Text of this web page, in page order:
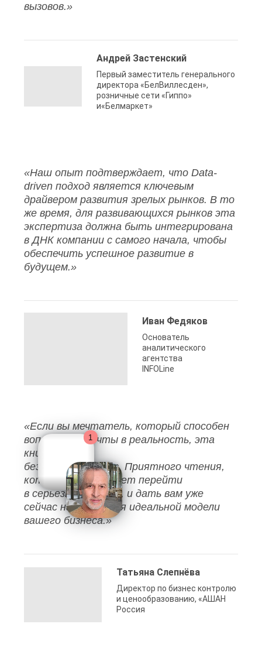
вызовов.»
Андрей Застенский
Первый заместитель генерального
директора «БелВиллесден»,
розничные сети «Гиппо»
и«Белмаркет»
«Наш опыт подтверждает, что Data-
driven подход является ключевым
драйвером развития зрелых рынков. В то
же время, для развивающихся рынков эта
экспертиза должна быть интегрирована
в ДНК компании с самого начала, чтобы
обеспечить успешное развитие в
будущем.»
Иван Федяков
Основатель
аналитического
агентства
INFOLine
«Если вы мечтатель, который способен
воплощать мечты в реальность, эта
книга
безусловно для вас. Приятного чтения,
которое легко может перейти
в серьезный анализ, и дать вам уже
сейчас наброски для идеальной модели
вашего бизнеса.»
Татьяна Слепнёва
Директор по бизнес контролю
и ценообразованию, «АШАН
Россия